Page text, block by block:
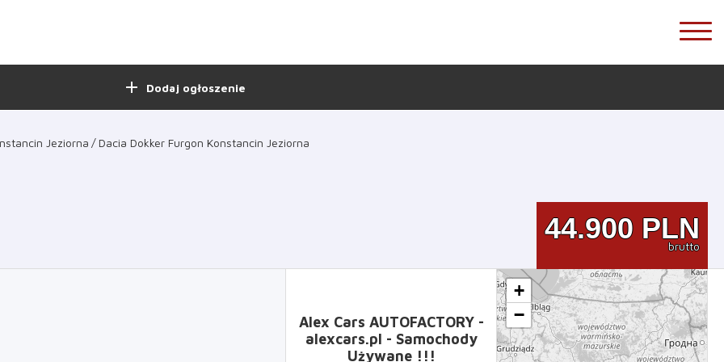
add Dodaj ogłoszenie
Jeziorna Dacia Dokker Furgon Konstancin Jeziorna
44.900 PLN
brutto
Alex Cars AUTOFACTORY -
alexcars.pl - Samochody
Używane !!!
+
−